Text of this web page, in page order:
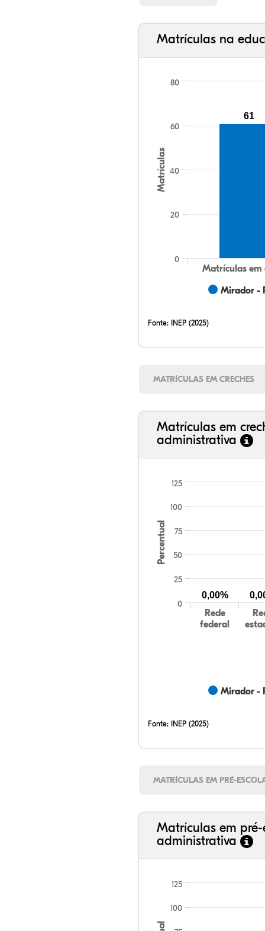
Matrículas na
Matrículas
Mirador -
Matrículas em
0
20
40
60
80
61
Fonte: INEP (2025)
MATRÍCULAS EM CRECHES
Matrículas em
administrativa
Percentual
Mirador -
Rede
federal
0
25
50
75
100
125
0,00%
Fonte: INEP (2025)
MATRÍCULAS EM PRÉ-
Matrículas em
administrativa
100
125